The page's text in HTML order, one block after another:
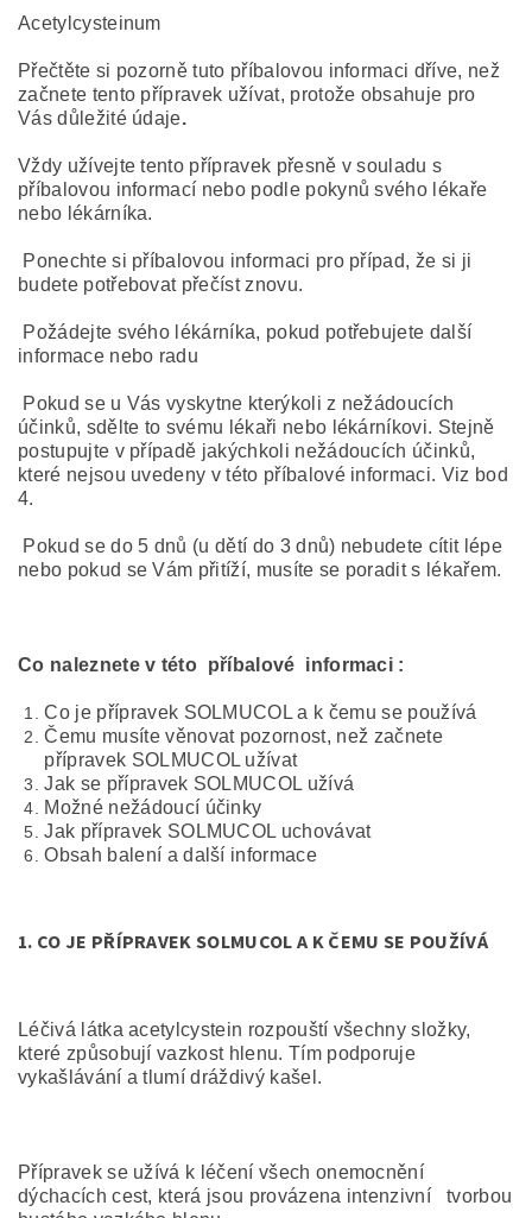
Acetylcysteinum
Přečtěte si pozorně tuto příbalovou informaci dříve, než
začnete tento přípravek užívat, protože obsahuje pro
Vás důležité údaje.
Vždy užívejte tento přípravek přesně v souladu s
příbalovou informací nebo podle pokynů svého lékaře
nebo lékárníka.
Ponechte si příbalovou informaci pro případ, že si ji
budete potřebovat přečíst znovu.
Požádejte svého lékárníka, pokud potřebujete další
informace nebo radu
Pokud se u Vás vyskytne kterýkoli z nežádoucích
účinků, sdělte to svému lékaři nebo lékárníkovi. Stejně
postupujte v případě jakýchkoli nežádoucích účinků,
které nejsou uvedeny v této příbalové informaci. Viz bod
4.
Pokud se do 5 dnů (u dětí do 3 dnů) nebudete cítit lépe
nebo pokud se Vám přitíží, musíte se poradit s lékařem.
Co naleznete v této příbalové informaci :
Co je přípravek SOLMUCOL a k čemu se používá
Čemu musíte věnovat pozornost, než začnete
přípravek SOLMUCOL užívat
Jak se přípravek SOLMUCOL užívá
Možné nežádoucí účinky
Jak přípravek SOLMUCOL uchovávat
Obsah balení a další informace
1. CO JE PŘÍPRAVEK SOLMUCOL A K ČEMU SE POUŽÍVÁ
Léčivá látka acetylcystein rozpouští všechny složky,
které způsobují vazkost hlenu. Tím podporuje
vykašlávání a tlumí dráždivý kašel.
Přípravek se užívá k léčení všech onemocnění
dýchacích cest, která jsou provázena intenzivní tvorbou